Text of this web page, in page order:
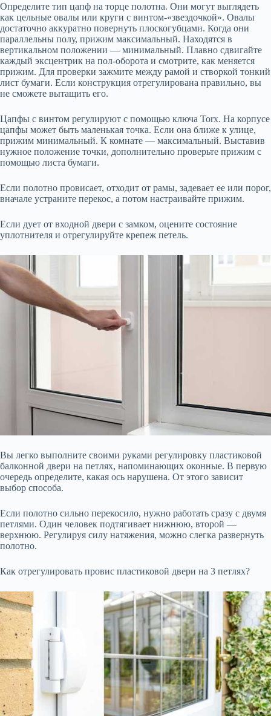
Определите тип цапф на торце полотна. Они могут выглядеть
как цельные овалы или круги с винтом-«звездочкой». Овалы
достаточно аккуратно повернуть плоскогубцами. Когда они
параллельны полу, прижим максимальный. Находятся в
вертикальном положении — минимальный. Плавно сдвигайте
каждый эксцентрик на пол-оборота и смотрите, как меняется
прижим. Для проверки зажмите между рамой и створкой тонкий
лист бумаги. Если конструкция отрегулирована правильно, вы
не сможете вытащить его.
Цапфы с винтом регулируют с помощью ключа Torx. На корпусе
цапфы может быть маленькая точка. Если она ближе к улице,
прижим минимальный. К комнате — максимальный. Выставив
нужное положение точки, дополнительно проверьте прижим с
помощью листа бумаги.
Если полотно провисает, отходит от рамы, задевает ее или порог,
вначале устраните перекос, а потом настраивайте прижим.
Если дует от входной двери с замком, оцените состояние
уплотнителя и отрегулируйте крепеж петель.
Вы легко выполните своими руками регулировку пластиковой
балконной двери на петлях, напоминающих оконные. В первую
очередь определите, какая ось нарушена. От этого зависит
выбор способа.
Если полотно сильно перекосило, нужно работать сразу с двумя
петлями. Один человек подтягивает нижнюю, второй —
верхнюю. Регулируя силу натяжения, можно слегка развернуть
полотно.
Как отрегулировать провис пластиковой двери на 3 петлях?